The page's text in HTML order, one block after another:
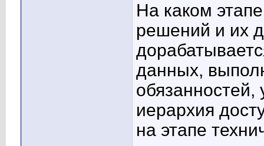
На каком
решений и их
данных,
обязанностей,
иерархия
на этапе